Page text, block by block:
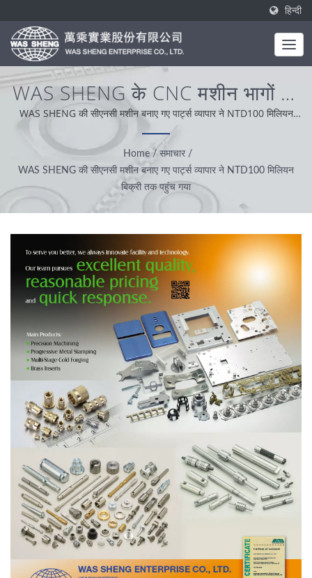
हिन्दी
WAS SHENG के CNC मशीन भागों का
व्यवसाय NTD100 मिलियन बिक्री को
पार करता है | पीतल और स्टील धातु
घटकों का निर्माण | WAS SHENG
WAS SHENG की सीएनसी मशीन बनाए गए पार्ट्स व्यापार ने NTD100 मिलियन
बिक्री तक पहुंच गया | WAS SHENG की स्थापना 1985 में हुई। एक स्थानीय
निर्माता के रूप में, हमारा मूल्यांकन व्यावसायिकता, सुविधाजनकता और समस्या का
समाधानकारी होने पर है। हमारे विश्वव्यापी ग्राहक समर्थन के आधार पर, हम ईमानदारी,
व्यावहारिकता और विश्वसनीय दृष्टिकोण के साथ कार्य करते हैं और सर्वश्रेष्ठ सेवा और
उत्पाद प्रदान करते हैं।
Home / समाचार /
WAS SHENG की सीएनसी मशीन बनाए गए पार्ट्स व्यापार ने NTD100 मिलियन
बिक्री तक पहुंच गया